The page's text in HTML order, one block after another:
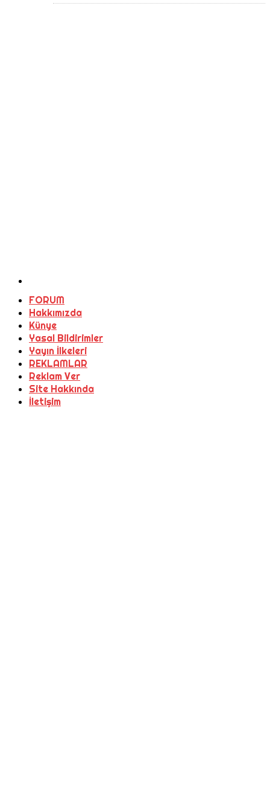
FORUM
Hakkımızda
Künye
Yasal Bildirimler
Yayın İlkeleri
REKLAMLAR
Reklam Ver
Site Hakkında
İletişim